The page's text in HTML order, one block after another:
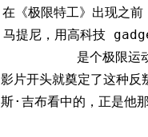
在《极限特工》出现之
马提尼，用高科技
是个极限运
影片开头就奠定了这种反
斯·吉布看中的，正是他